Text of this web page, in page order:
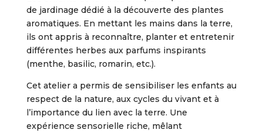
de jardinage dédié à la découverte des plantes
aromatiques. En mettant les mains dans la terre,
ils ont appris à reconnaître, planter et entretenir
différentes herbes aux parfums inspirants
(menthe, basilic, romarin, etc.).
Cet atelier a permis de sensibiliser les enfants au
respect de la nature, aux cycles du vivant et à
l’importance du lien avec la terre. Une
expérience sensorielle riche, mêlant